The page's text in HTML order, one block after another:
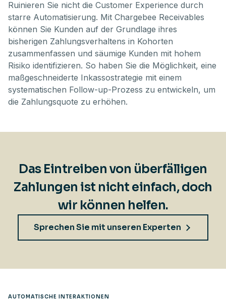
Ruinieren Sie nicht die Customer Experience durch
starre Automatisierung. Mit Chargebee Receivables
können Sie Kunden auf der Grundlage ihres
bisherigen Zahlungsverhaltens in Kohorten
zusammenfassen und säumige Kunden mit hohem
Risiko identifizieren. So haben Sie die Möglichkeit, eine
maßgeschneiderte Inkassostrategie mit einem
systematischen Follow-up-Prozess zu entwickeln, um
die Zahlungsquote zu erhöhen.
Das Eintreiben von überfälligen
Zahlungen ist nicht einfach, doch
wir können helfen.
Sprechen Sie mit unseren Experten
AUTOMATISCHE INTERAKTIONEN